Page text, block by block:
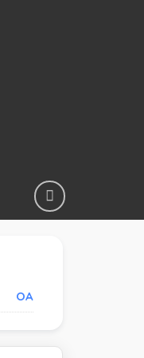
OA